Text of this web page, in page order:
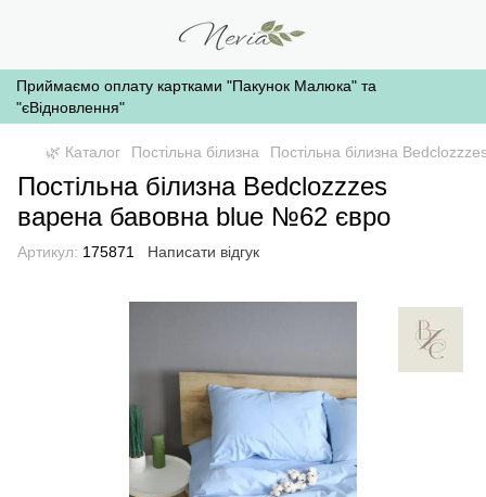
Приймаємо оплату картками "Пакунок Малюка" та
"єВідновлення"
🌿 Каталог Постільна білизна Постільна білизна
Постільна білизна Bedclozzzes
варена бавовна blue №62 євро
Артикул: 175871 Написати відгук